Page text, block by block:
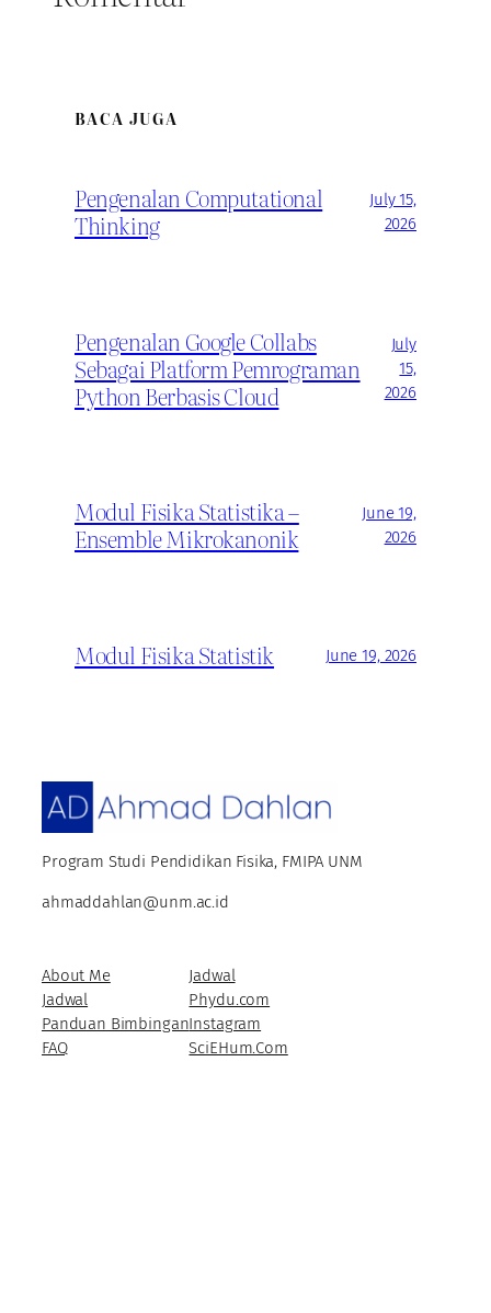
BACA JUGA
Pengenalan Computational
Thinking
July 15,
2026
Pengenalan Google Collabs
Sebagai Platform Pemrograman
Python Berbasis Cloud
July
15,
2026
Modul Fisika Statistika –
Ensemble Mikrokanonik
June 19,
2026
Modul Fisika Statistik June 19, 2026
Program Studi Pendidikan Fisika, FMIPA UNM
ahmaddahlan@unm.ac.id
About Me
Jadwal
Panduan Bimbingan
FAQ
Jadwal
Phydu.com
Instagram
SciEHum.Com